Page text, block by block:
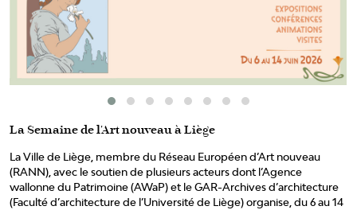
La Semaine de l'Art nouveau à Liège
La Ville de Liège, membre du Réseau Européen d’Art nouveau
(RANN), avec le soutien de plusieurs acteurs dont l’Agence
wallonne du Patrimoine (AWaP) et le GAR-Archives d’architecture
(Faculté d’architecture de l’Université de Liège) organise, du 6 au 14